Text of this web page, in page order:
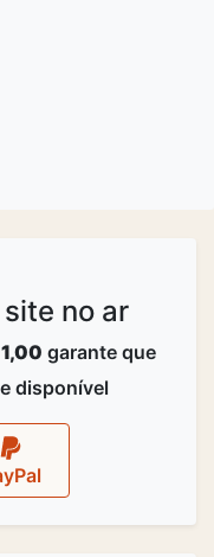
no ar
garante que
disponível